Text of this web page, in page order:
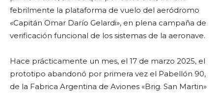
febrilmente la plataforma de vuelo del aeródromo
«Capitán Omar Darío Gelardi», en plena campaña de
verificación funcional de los sistemas de la aeronave.
Hace prácticamente un mes, el 17 de marzo 2025, el
prototipo abandonó por primera vez el Pabellón 90,
de la Fabrica Argentina de Aviones «Brig. San Martin»